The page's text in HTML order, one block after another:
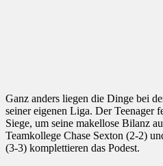
Ganz anders liegen die Dinge bei
seiner eigenen Liga. Der Teenager
Siege, um seine makellose Bilanz
Teamkollege Chase Sexton (2-2)
(3-3) komplettieren das Podest.